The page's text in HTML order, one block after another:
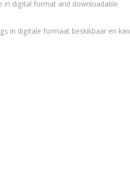
in digital format and downloadable
in digitale formaat beskikbaar en kan